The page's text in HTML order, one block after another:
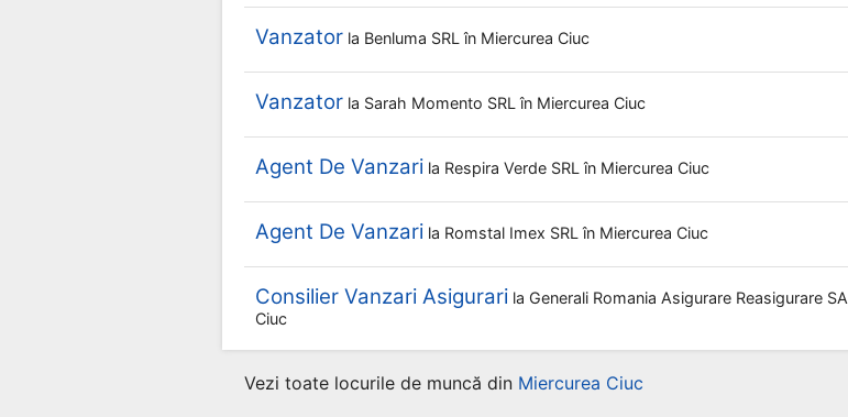
Vanzator la Benluma SRL în Miercurea Ciuc
Vanzator la Sarah Momento SRL în Miercurea Ciuc
Agent De Vanzari la Respira Verde SRL în Miercurea Ciuc
Agent De Vanzari la Romstal Imex SRL în Miercurea Ciuc
Consilier Vanzari Asigurari la Generali Romania Asigurare Reasigurare SA
Ciuc
Vezi toate locurile de muncă din Miercurea Ciuc